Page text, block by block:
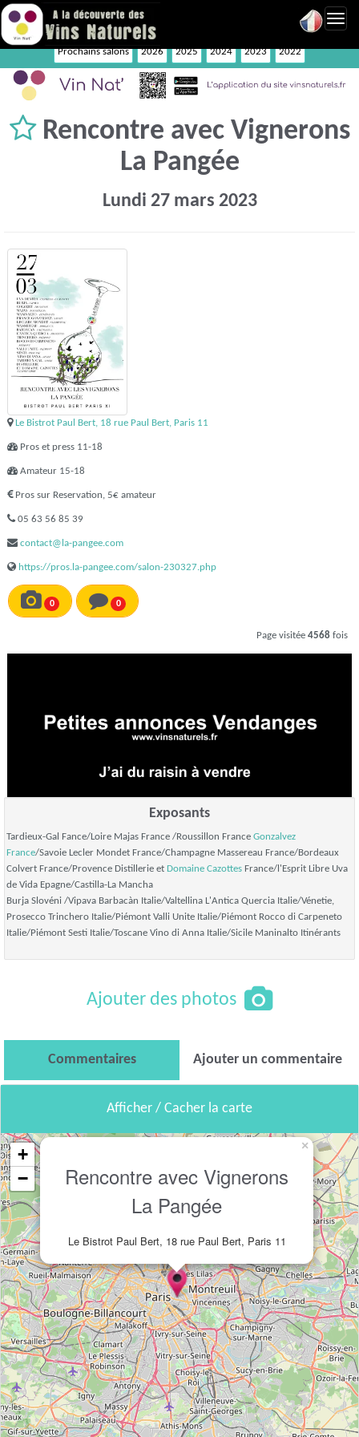
Prochains salons 2026 2025 2024 2023 2022
Rencontre avec Vignerons
La Pangée
Lundi 27 mars 2023
Le Bistrot Paul Bert, 18 rue Paul Bert, Paris 11
Pros et press 11-18
Amateur 15-18
Pros sur Reservation, 5€ amateur
05 63 56 85 39
contact@la-pangee.com
https://pros.la-pangee.com/salon-230327.php
0 0
Page visitée 4568 fois
Exposants
Tardieux-Gal Fance/Loire Majas France /Roussillon France Gonzalvez
France/Savoie Lecler Mondet France/Champagne Massereau France/Bordeaux
Colvert France/Provence Distillerie et Domaine Cazottes France/l'Esprit Libre Uva
de Vida Epagne/Castilla-La Mancha
Burja Slovéni /Vipava Barbacàn Italie/Valtellina L'Antica Quercia Italie/Vénetie,
Prosecco Trinchero Italie/Piémont Valli Unite Italie/Piémont Rocco di Carpeneto
Italie/Piémont Sesti Italie/Toscane Vino di Anna Italie/Sicile Maninalto Itinérants
Ajouter des photos
Commentaires Ajouter un commentaire
Afficher / Cacher la carte
Rencontre avec Vignerons
La Pangée
Le Bistrot Paul Bert, 18 rue Paul Bert, Paris 11
×
+
−